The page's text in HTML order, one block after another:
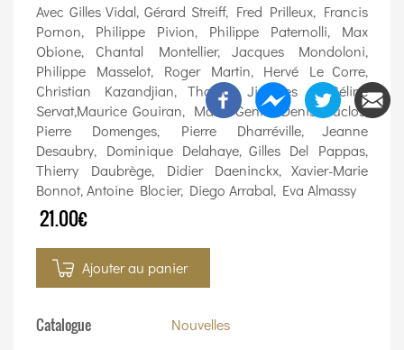
Avec Gilles Vidal, Gérard Streiff, Fred Prilleux, Francis
Pornon, Philippe Pivion, Philippe Paternolli, Max
Obione, Chantal Montellier, Jacques Mondoloni,
Philippe Masselot, Roger Martin, Hervé Le Corre,
Christian Kazandjian, Thomas Jimenes et Céline
Servat,Maurice Gouiran, Mano Gentil, Denis Duclos,
Pierre Domenges, Pierre Dharréville, Jeanne
Desaubry, Dominique Delahaye, Gilles Del Pappas,
Thierry Daubrège, Didier Daeninckx, Xavier-Marie
Bonnot, Antoine Blocier, Diego Arrabal, Eva Almassy
21.00€
Ajouter au panier
Catalogue Nouvelles